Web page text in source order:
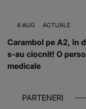
8 AUG ACTUALE
Carambol pe A2, în
s-au ciocnit! O
medicale
PARTENERI